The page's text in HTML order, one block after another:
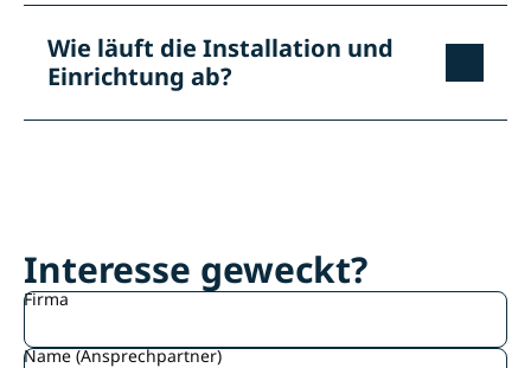
Wie läuft die Installation und
Einrichtung ab?
Interesse geweckt?
Firma
Name (Ansprechpartner)